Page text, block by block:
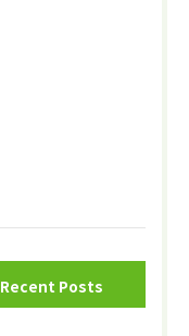
Recent Posts